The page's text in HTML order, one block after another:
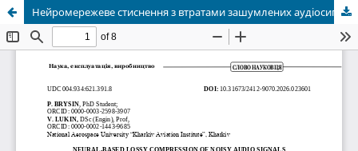
Нейромережеве стиснення з втратами зашумлених аудіосигналів та їх постфільтрація на основі ДКП